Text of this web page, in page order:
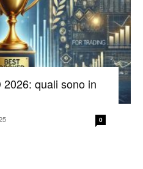
quali sono in
0